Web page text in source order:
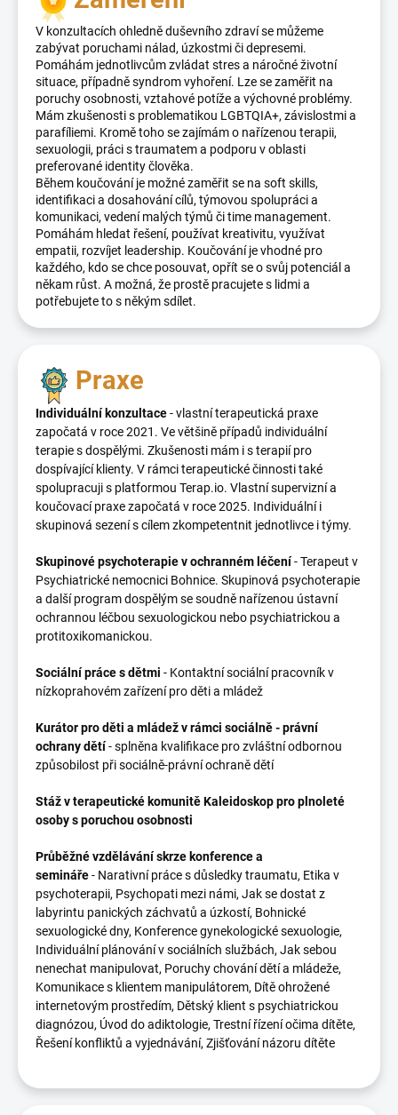
V konzultacích ohledně duševního zdraví se můžeme
zabývat poruchami nálad, úzkostmi či depresemi.
Pomáhám jednotlivcům zvládat stres a náročné životní
situace, případně syndrom vyhoření. Lze se zaměřit na
poruchy osobnosti, vztahové potíže a výchovné problémy.
Mám zkušenosti s problematikou LGBTQIA+, závislostmi a
parafíliemi. Kromě toho se zajímám o nařízenou terapii,
sexuologii, práci s traumatem a podporu v oblasti
preferované identity člověka.
Během koučování je možné zaměřit se na soft skills,
identifikaci a dosahování cílů, týmovou spolupráci a
komunikaci, vedení malých týmů či time management.
Pomáhám hledat řešení, používat kreativitu, využívat
empatii, rozvíjet leadership. Koučování je vhodné pro
každého, kdo se chce posouvat, opřít se o svůj potenciál a
někam růst. A možná, že prostě pracujete s lidmi a
potřebujete to s někým sdílet.
Praxe
Individuální konzultace- vlastní terapeutická praxe
započatá v roce 2021. Ve většině případů individuální
terapie s dospělými. Zkušenosti mám i s terapií pro
dospívající klienty. V rámci terapeutické činnosti také
spolupracuji s platformou Terap.io. Vlastní supervizní a
koučovací praxe započatá v roce 2025. Individuální i
skupinová sezení s cílem zkompetentnit jednotlivce i týmy.
Skupinové psychoterapie v ochranném léčení-Terapeut v
Psychiatrické nemocnici Bohnice. Skupinová psychoterapie
a další program dospělým se soudně nařízenou ústavní
ochrannou léčbou sexuologickou nebo psychiatrickou a
protitoxikomanickou.
Sociální práce s dětmi - Kontaktní sociální pracovník v
nízkoprahovém zařízení pro děti a mládež
Kurátor pro děti a mládež v rámci sociálně- právní
ochrany dětí- splněna kvalifikace pro zvláštní odbornou
způsobilost při sociálně-právní ochraně dětí
Stáž v terapeutické komunitě Kaleidoskop pro plnoleté
osoby s poruchou osobnosti
Průběžné vzdělávání skrze konference a
semináře- Narativní práce s důsledky traumatu, Etika v
psychoterapii, Psychopati mezi námi, Jak se dostat z
labyrintu panických záchvatů a úzkostí, Bohnické
sexuologické dny, Konference gynekologické sexuologie,
Individuální plánování v sociálních službách, Jak sebou
nenechat manipulovat, Poruchy chování dětí a mládeže,
Komunikace s klientem manipulátorem, Dítě ohrožené
internetovým prostředím, Dětský klient s psychiatrickou
diagnózou, Úvod do adiktologie, Trestní řízení očima dítěte,
Řešení konfliktů a vyjednávání, Zjišťování názoru dítěte